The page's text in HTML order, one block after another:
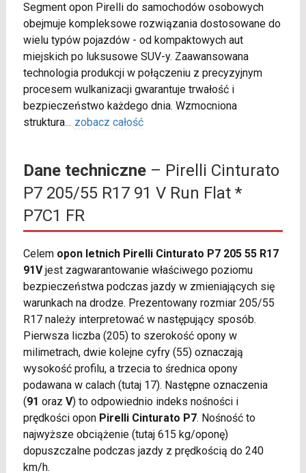
Segment opon Pirelli do samochodów osobowych
obejmuje kompleksowe rozwiązania dostosowane do
wielu typów pojazdów - od kompaktowych aut
miejskich po luksusowe SUV-y. Zaawansowana
technologia produkcji w połączeniu z precyzyjnym
procesem wulkanizacji gwarantuje trwałość i
bezpieczeństwo każdego dnia. Wzmocniona
struktura... zobacz całość
Dane techniczne– Pirelli Cinturato
P7 205/55 R17 91 V Run Flat *
P7C1 FR
Celem opon letnich Pirelli Cinturato P7 205 55 R17
91Vjest zagwarantowanie właściwego poziomu
bezpieczeństwa podczas jazdy w zmieniających się
warunkach na drodze. Prezentowany rozmiar 205/55
R17 należy interpretować w następujący sposób.
Pierwsza liczba (205) to szerokość opony w
milimetrach, dwie kolejne cyfry (55) oznaczają
wysokość profilu, a trzecia to średnica opony
podawana w calach (tutaj 17). Następne oznaczenia
(91 oraz V) to odpowiednio indeks nośności i
prędkości opon Pirelli Cinturato P7. Nośność to
najwyższe obciążenie (tutaj 615 kg/oponę)
dopuszczalne podczas jazdy z prędkością do 240
km/h.